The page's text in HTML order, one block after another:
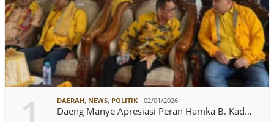
DAERAH, NEWS, POLITIK 02/01/2026
Daeng Manye Apresiasi Peran Hamka B. Kad…